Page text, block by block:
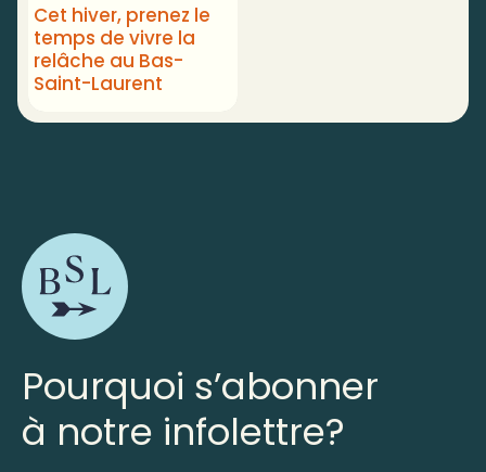
Cet hiver, prenez le
temps de vivre la
relâche au Bas-
Saint-Laurent
Pourquoi s’abonner
à notre infolettre?